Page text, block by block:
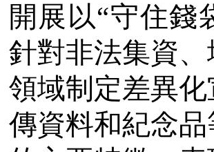
開展以“守住錢
針對非法集資
領域制定差異
傳資料和紀念